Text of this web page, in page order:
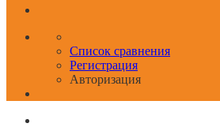
Список сравнения
Регистрация
Авторизация